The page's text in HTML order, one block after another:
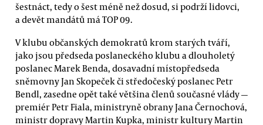
šestnáct, tedy o šest méně než dosud, si podrží lidovci,
a devět mandátů má TOP 09.
V klubu občanských demokratů krom starých tváří,
jako jsou předseda poslaneckého klubu a dlouholetý
poslanec Marek Benda, dosavadní místopředseda
sněmovny Jan Skopeček či středočeský poslanec Petr
Bendl, zasedne opět také většina členů současné vlády —
premiér Petr Fiala, ministryně obrany Jana Černochová,
ministr dopravy Martin Kupka, ministr kultury Martin